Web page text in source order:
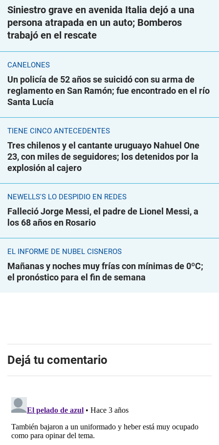
Siniestro grave en avenida Italia dejó a una
persona atrapada en un auto; Bomberos
trabajó en el rescate
CANELONES
Un policía de 52 años se suicidó con su arma de
reglamento en San Ramón; fue encontrado en el río
Santa Lucía
TIENE CINCO ANTECEDENTES
Tres chilenos y el cantante uruguayo Nahuel One
23, con miles de seguidores; los detenidos por la
explosión al cajero
NEWELLS'S LO DESPIDIÓ EN REDES
Falleció Jorge Messi, el padre de Lionel Messi, a
los 68 años en Rosario
EL INFORME DE NUBEL CISNEROS
Mañanas y noches muy frías con mínimas de 0ºC;
el pronóstico para el fin de semana
Dejá tu comentario